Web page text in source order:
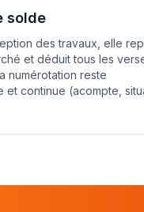
solde
des travaux, elle
et déduit tous les
numérotation reste
et continue (acompte,